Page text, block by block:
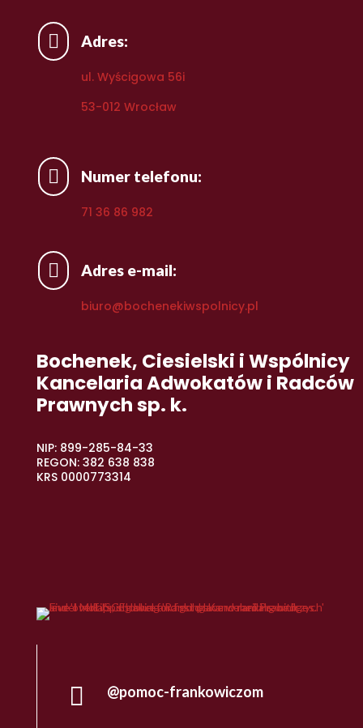
 Adres:
ul. Wyścigowa 56i
53-012 Wrocław
 Numer telefonu:
71 36 86 982
 Adres e-mail:
biuro@bochenekiwspolnicy.pl
Bochenek, Ciesielski i Wspólnicy
Kancelaria Adwokatów i Radców
Prawnych sp. k.
NIP: 899-285-84-33
REGON: 382 638 838
KRS 0000773314
 @pomoc-frankowiczom